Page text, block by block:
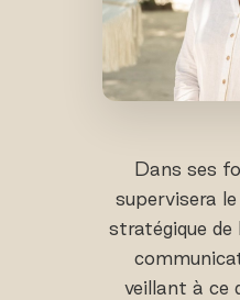
Dans ses
supervisera
stratégique
veillant à ce